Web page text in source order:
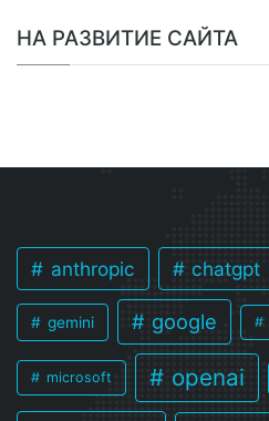
НА РАЗВИТИЕ САЙТА
anthropic chatgpt
gemini google
microsoft openai